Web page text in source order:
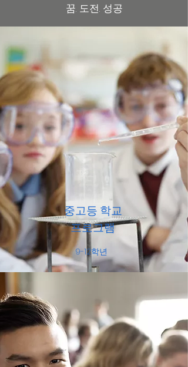
꿈. 도전. 성공
중고등 학교
프로그램
9-12학년